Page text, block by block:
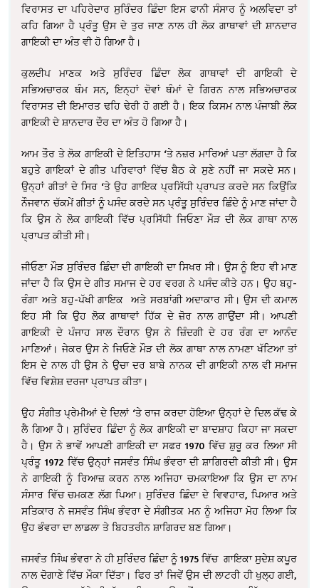
ਵਿਰਾਸਤ ਦਾ ਪਹਿਰੇਦਾਰ ਸੁਰਿੰਦਰ ਛਿੰਦਾ ਇਸ ਫਾਨੀ ਸੰਸਾਰ ਨੂੰ ਅਲਵਿਦਾ ਤਾਂ
ਕਹਿ ਗਿਆ ਹੈ ਪ੍ਰੰਤੂ ਉਸ ਦੇ ਤੁਰ ਜਾਣ ਨਾਲ ਹੀ ਲੋਕ ਗਾਥਾਵਾਂ ਦੀ ਸ਼ਾਨਦਾਰ
ਗਾਇਕੀ ਦਾ ਅੰਤ ਵੀ ਹੋ ਗਿਆ ਹੈ।
ਕੁਲਦੀਪ ਮਾਣਕ ਅਤੇ ਸੁਰਿੰਦਰ ਛਿੰਦਾ ਲੋਕ ਗਾਥਾਵਾਂ ਦੀ ਗਾਇਕੀ ਦੇ
ਸਭਿਅਚਾਰਕ ਥੰਮ ਸਨ, ਇਨ੍ਹਾਂ ਦੋਵਾਂ ਥੰਮਾਂ ਦੇ ਗਿਰਨ ਨਾਲ ਸਭਿਅਚਾਰਕ
ਵਿਰਾਸਤ ਦੀ ਇਮਾਰਤ ਢਹਿ ਢੇਰੀ ਹੋ ਗਈ ਹੈ। ਇਕ ਕਿਸਮ ਨਾਲ ਪੰਜਾਬੀ ਲੋਕ
ਗਾਇਕੀ ਦੇ ਸ਼ਾਨਦਾਰ ਦੌਰ ਦਾ ਅੰਤ ਹੋ ਗਿਆ ਹੈ।
ਆਮ ਤੌਰ ਤੇ ਲੋਕ ਗਾਇਕੀ ਦੇ ਇਤਿਹਾਸ ‘ਤੇ ਨਜ਼ਰ ਮਾਰਿਆਂ ਪਤਾ ਲੱਗਦਾ ਹੈ ਕਿ
ਬਹੁਤੇ ਗਾਇਕਾਂ ਦੇ ਗੀਤ ਪਰਿਵਾਰਾਂ ਵਿੱਚ ਬੈਠ ਕੇ ਸੁਣੇ ਨਹੀਂ ਜਾ ਸਕਦੇ ਸਨ।
ਉਨ੍ਹਾਂ ਗੀਤਾਂ ਦੇ ਸਿਰ ‘ਤੇ ਉਹ ਗਾਇਕ ਪ੍ਰਸਿੱਧੀ ਪ੍ਰਾਪਤ ਕਰਦੇ ਸਨ ਕਿਉਂਕਿ
ਨੌਜਵਾਨ ਚੱਕਮੇਂ ਗੀਤਾਂ ਨੂੰ ਪਸੰਦ ਕਰਦੇ ਸਨ ਪ੍ਰੰਤੂ ਸੁਰਿੰਦਰ ਛਿੰਦੇ ਨੂੰ ਮਾਣ ਜਾਂਦਾ ਹੈ
ਕਿ ਉਸ ਨੇ ਲੋਕ ਗਾਇਕੀ ਵਿੱਚ ਪ੍ਰਸਿੱਧੀ ਜਿਓਣਾ ਮੌੜ ਦੀ ਲੋਕ ਗਾਥਾ ਨਾਲ
ਪ੍ਰਾਪਤ ਕੀਤੀ ਸੀ।
ਜੀਓਣਾ ਮੌੜ ਸੁਰਿੰਦਰ ਛਿੰਦਾ ਦੀ ਗਾਇਕੀ ਦਾ ਸਿਖਰ ਸੀ। ਉਸ ਨੂੰ ਇਹ ਵੀ ਮਾਣ
ਜਾਂਦਾ ਹੈ ਕਿ ਉਸ ਦੇ ਗੀਤ ਸਮਾਜ ਦੇ ਹਰ ਵਰਗ ਨੇ ਪਸੰਦ ਕੀਤੇ ਹਨ। ਉਹ ਬਹੁ-
ਰੰਗਾ ਅਤੇ ਬਹੁ-ਪੱਖੀ ਗਾਇਕ ਅਤੇ ਸਰਬਾਂਗੀ ਅਦਾਕਾਰ ਸੀ। ਉਸ ਦੀ ਕਮਾਲ
ਇਹ ਸੀ ਕਿ ਉਹ ਲੋਕ ਗਾਥਾਵਾਂ ਹਿੱਕ ਦੇ ਜ਼ੋਰ ਨਾਲ ਗਾਉਂਦਾ ਸੀ। ਆਪਣੀ
ਗਾਇਕੀ ਦੇ ਪੰਜਾਹ ਸਾਲ ਦੌਰਾਨ ਉਸ ਨੇ ਜ਼ਿੰਦਗੀ ਦੇ ਹਰ ਰੰਗ ਦਾ ਆਨੰਦ
ਮਾਣਿਆਂ। ਜੇਕਰ ਉਸ ਨੇ ਜਿਓਣੇ ਮੌੜ ਦੀ ਲੋਕ ਗਾਥਾ ਨਾਲ ਨਾਮਣਾ ਖੱਟਿਆ ਤਾਂ
ਇਸ ਦੇ ਨਾਲ ਹੀ ਉਸ ਨੇ ਉਚਾ ਦਰ ਬਾਬੇ ਨਾਨਕ ਦੀ ਗਾਇਕੀ ਨਾਲ ਵੀ ਸਮਾਜ
ਵਿੱਚ ਵਿਸ਼ੇਸ਼ ਦਰਜਾ ਪ੍ਰਾਪਤ ਕੀਤਾ।
ਉਹ ਸੰਗੀਤ ਪ੍ਰੇਮੀਆਂ ਦੇ ਦਿਲਾਂ ‘ਤੇ ਰਾਜ ਕਰਦਾ ਹੋਇਆ ਉਨ੍ਹਾਂ ਦੇ ਦਿਲ ਕੱਢ ਕੇ
ਲੈ ਗਿਆ ਹੈ। ਸੁਰਿੰਦਰ ਛਿੰਦਾ ਨੂੰ ਲੋਕ ਗਾਇਕੀ ਦਾ ਬਾਦਸ਼ਾਹ ਕਿਹਾ ਜਾ ਸਕਦਾ
ਹੈ। ਉਸ ਨੇ ਭਾਵੇਂ ਆਪਣੀ ਗਾਇਕੀ ਦਾ ਸਫਰ 1970 ਵਿੱਚ ਸ਼ੁਰੂ ਕਰ ਲਿਆ ਸੀ
ਪ੍ਰੰਤੂ 1972 ਵਿੱਚ ਉਨ੍ਹਾਂ ਜਸਵੰਤ ਸਿੰਘ ਭੰਵਰਾ ਦੀ ਸ਼ਾਗਿਰਦੀ ਕੀਤੀ ਸੀ। ਉਸ
ਨੇ ਗਾਇਕੀ ਨੂੰ ਰਿਆਜ਼ ਕਰਨ ਨਾਲ ਅਜਿਹਾ ਚਮਕਾਇਆ ਕਿ ਉਸ ਦਾ ਨਾਮ
ਸੰਸਾਰ ਵਿੱਚ ਚਮਕਣ ਲੱਗ ਪਿਆ। ਸੁਰਿੰਦਰ ਛਿੰਦਾ ਦੇ ਵਿਵਹਾਰ, ਪਿਆਰ ਅਤੇ
ਸਤਿਕਾਰ ਨੇ ਜਸਵੰਤ ਸਿੰਘ ਭੰਵਰਾ ਦੇ ਸੰਗੀਤਕ ਮਨ ਨੂੰ ਅਜਿਹਾ ਮੋਹ ਲਿਆ ਕਿ
ਉਹ ਭੰਵਰਾ ਦਾ ਲਾਡਲਾ ਤੇ ਬਿਹਤਰੀਨ ਸ਼ਾਗਿਰਦ ਬਣ ਗਿਆ।
ਜਸਵੰਤ ਸਿੰਘ ਭੰਵਰਾ ਨੇ ਹੀ ਸੁਰਿੰਦਰ ਛਿੰਦਾ ਨੂੰ 1975 ਵਿੱਚ ਗਾਇਕਾ ਸੁਦੇਸ਼ ਕਪੂਰ
ਨਾਲ ਦੋਗਾਣੇ ਵਿੱਚ ਮੌਕਾ ਦਿੱਤਾ। ਫਿਰ ਤਾਂ ਜਿਵੇਂ ਉਸ ਦੀ ਲਾਟਰੀ ਹੀ ਖੁਲ੍ਹ ਗਈ,